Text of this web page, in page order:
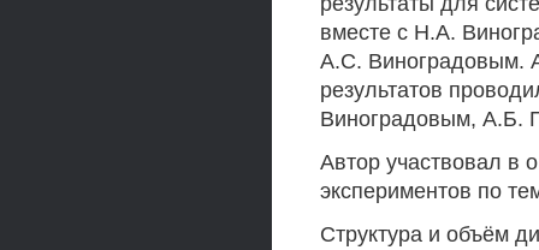
вместе с Н.А.
А.С. Виноградовым.
результатов
Виноградовым, А.Б.
Автор участвовал в
экспериментов по
Структура и объём